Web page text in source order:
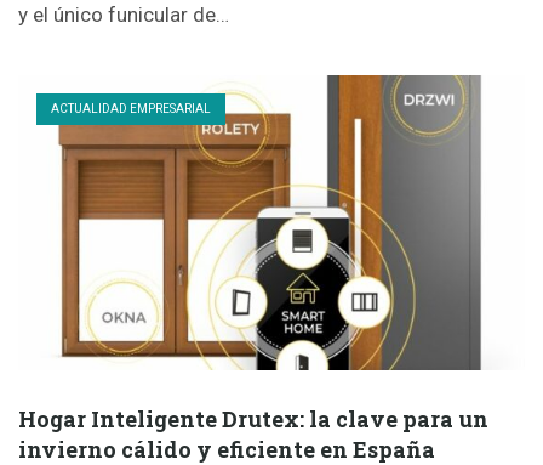
y el único funicular de…
ACTUALIDAD EMPRESARIAL
Hogar Inteligente Drutex: la clave para un
invierno cálido y eficiente en España